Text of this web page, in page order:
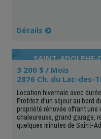
Détails
SAINT-ADOLPHE-
3 200 $ / Mois
2876 Ch. du Lac-des-
Location hivernale avec
Profitez d'un séjour au bord
propriété rénovée offrant une
chaleureuse, grand garage,
quelques minutes de Saint-